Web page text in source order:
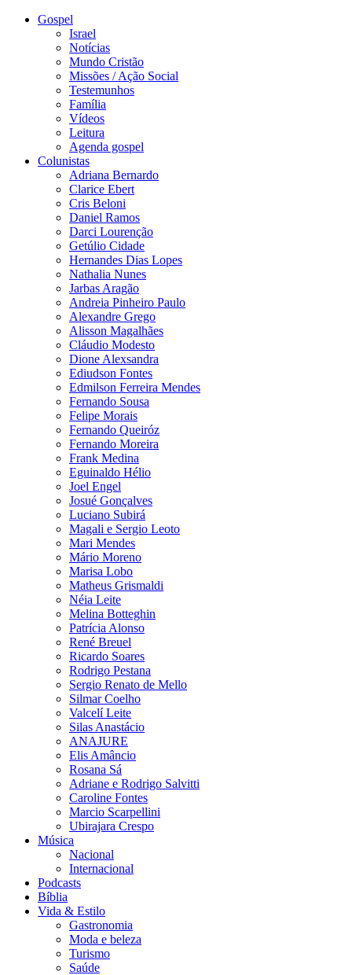
Gospel
Israel
Notícias
Mundo Cristão
Missões / Ação Social
Testemunhos
Família
Vídeos
Leitura
Agenda gospel
Colunistas
Adriana Bernardo
Clarice Ebert
Cris Beloni
Daniel Ramos
Darci Lourenção
Getúlio Cidade
Hernandes Dias Lopes
Nathalia Nunes
Jarbas Aragão
Andreia Pinheiro Paulo
Alexandre Grego
Alisson Magalhães
Cláudio Modesto
Dione Alexsandra
Ediudson Fontes
Edmilson Ferreira Mendes
Fernando Sousa
Felipe Morais
Fernando Queiróz
Fernando Moreira
Frank Medina
Eguinaldo Hélio
Joel Engel
Josué Gonçalves
Luciano Subirá
Magali e Sergio Leoto
Mari Mendes
Mário Moreno
Marisa Lobo
Matheus Grismaldi
Néia Leite
Melina Botteghin
Patrícia Alonso
René Breuel
Ricardo Soares
Rodrigo Pestana
Sergio Renato de Mello
Silmar Coelho
Valcelí Leite
Silas Anastácio
ANAJURE
Elis Amâncio
Rosana Sá
Adriane e Rodrigo Salvitti
Caroline Fontes
Marcio Scarpellini
Ubirajara Crespo
Música
Nacional
Internacional
Podcasts
Bíblia
Vida & Estilo
Gastronomia
Moda e beleza
Turismo
Saúde